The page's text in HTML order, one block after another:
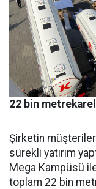
22 bin
Şirketin
sü­rekli yatırım
Mega Kampü­sü
toplam 22 bin